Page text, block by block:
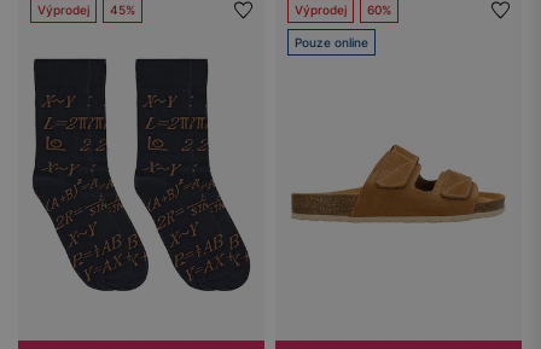
Výprodej 45% Výprodej 60%
Pouze online